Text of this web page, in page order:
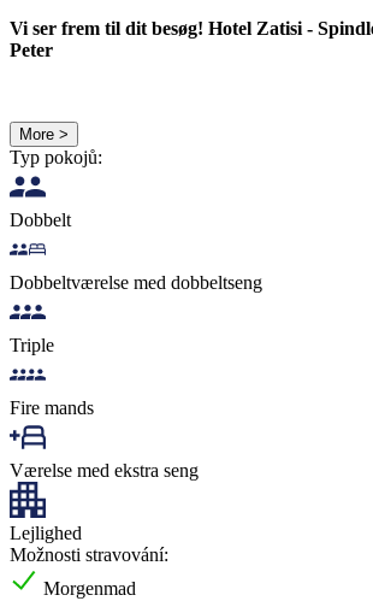
Vi ser frem til dit besøg! Hotel Zatisi -
Peter
More >
Typ pokojů:
Dobbelt
Dobbeltværelse med dobbeltseng
Triple
Fire mands
Værelse med ekstra seng
Lejlighed
Možnosti stravování:
Morgenmad